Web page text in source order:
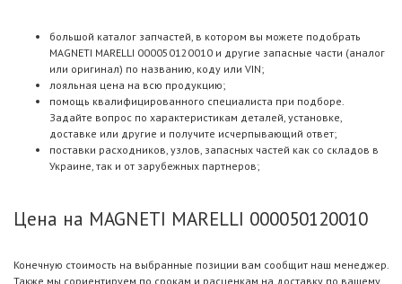
большой каталог запчастей, в котором вы можете подобрать
MAGNETI MARELLI 000050120010 и другие запасные части (аналог
или оригинал) по названию, коду или VIN;
лояльная цена на всю продукцию;
помощь квалифицированного специалиста при подборе.
Задайте вопрос по характеристикам деталей, установке,
доставке или другие и получите исчерпывающий ответ;
поставки расходников, узлов, запасных частей как со складов в
Украине, так и от зарубежных партнеров;
Цена на MAGNETI MARELLI 000050120010
Конечную стоимость на выбранные позиции вам сообщит наш менеджер.
Также мы сориентируем по срокам и расценкам на доставку по вашему